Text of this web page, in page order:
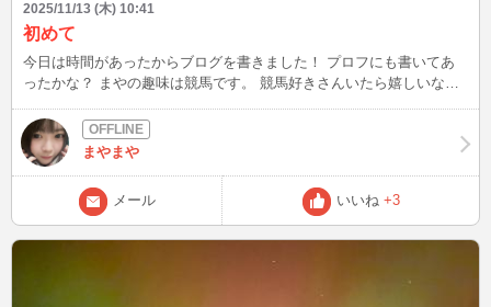
2025/11/13 (木) 10:41
初めて
今日は時間があったからブログを書きました！ プロフにも書いてあ
ったかな？ まやの趣味は競馬です。 競馬好きさんいたら嬉しいな…
トします！
まやまや
メール いいね +3